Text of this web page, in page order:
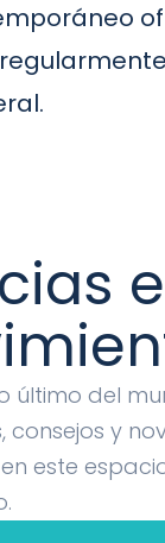
último del
consejos y
este